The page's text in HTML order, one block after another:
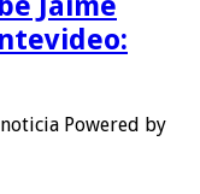
noticia Powered by